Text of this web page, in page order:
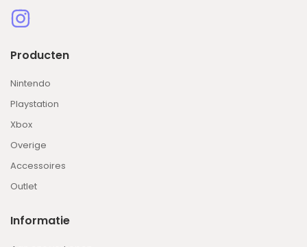
Producten
Nintendo
Playstation
Xbox
Overige
Accessoires
Outlet
Informatie